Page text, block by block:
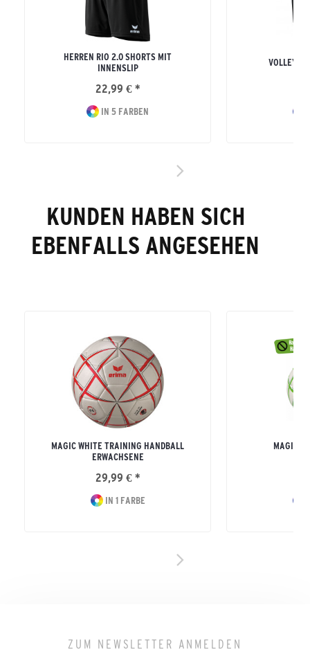
HERREN RIO 2.0 SHORTS MIT
INNENSLIP
22,99 € *
IN 5 FARBEN
KUNDEN HABEN SICH
EBENFALLS ANGESEHEN
MAGIC WHITE TRAINING HANDBALL
ERWACHSENE
29,99 € *
IN 1 FARBE
MAGIC
ZUM NEWSLETTER ANMELDEN